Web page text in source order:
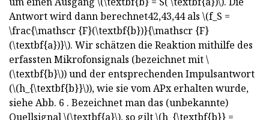
Antwort wird dann berechnet42,43,44 als \(f_S =
\frac{\mathscr {F}(\textbf{b})}{\mathscr {F}
(\textbf{a})}\). Wir schätzen die Reaktion mithilfe des
erfassten Mikrofonsignals (bezeichnet mit \
(\textbf{b}\)) und der entsprechenden Impulsantwort
(\(h_{\textbf{b}}\)), wie sie vom APx erhalten wurde,
siehe Abb. 6 . Bezeichnet man das (unbekannte)
Quellsignal \(\textbf{a}\), so gilt \(h_{\textbf{b}} =